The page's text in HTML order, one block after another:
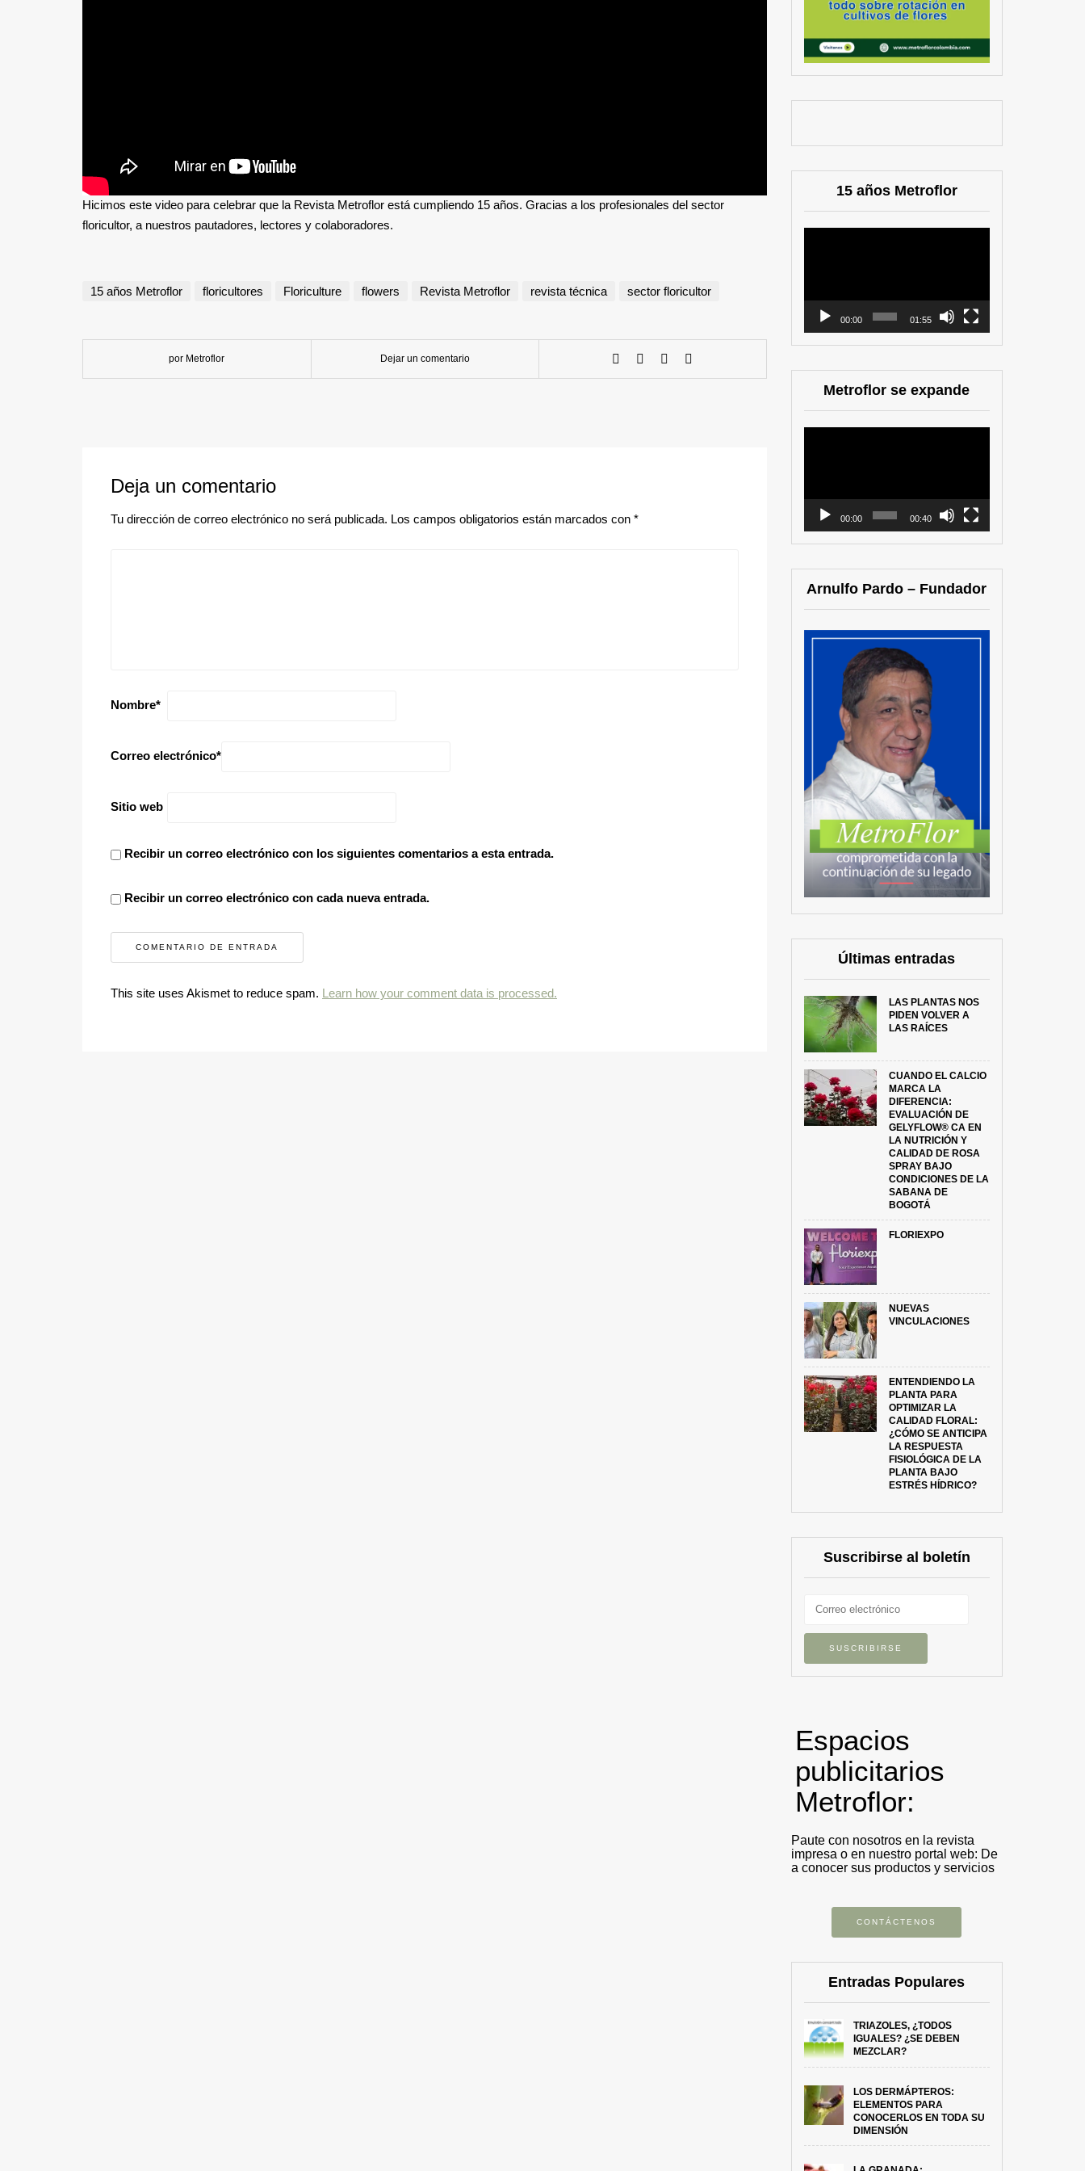
Hicimos este video para celebrar que la Revista Metroflor está cumpliendo 15 años. Gracias a los profesionales del sector
floricultor, a nuestros pautadores, lectores y colaboradores.
15 años Metroflor floricultores Floriculture flowers Revista Metroflor revista técnica sector floricultor
por Metroflor Dejar un comentario
Deja un comentario
Tu dirección de correo electrónico no será publicada. Los campos obligatorios están marcados con *
Nombre*
Correo electrónico*
Sitio web
Recibir un correo electrónico con los siguientes comentarios a esta entrada.
Recibir un correo electrónico con cada nueva entrada.
This site uses Akismet to reduce spam. Learn how your comment data is processed.
15 años Metroflor
00:00 01:55
Metroflor se expande
00:00 00:40
Arnulfo Pardo – Fundador
Últimas entradas
LAS PLANTAS NOS
PIDEN VOLVER A
LAS RAÍCES
CUANDO EL CALCIO
MARCA LA
DIFERENCIA:
EVALUACIÓN DE
GELYFLOW® CA EN
LA NUTRICIÓN Y
CALIDAD DE ROSA
SPRAY BAJO
CONDICIONES DE LA
SABANA DE
BOGOTÁ
FLORIEXPO
NUEVAS
VINCULACIONES
ENTENDIENDO LA
PLANTA PARA
OPTIMIZAR LA
CALIDAD FLORAL:
¿CÓMO SE ANTICIPA
LA RESPUESTA
FISIOLÓGICA DE LA
PLANTA BAJO
ESTRÉS HÍDRICO?
Suscribirse al boletín
Espacios
publicitarios
Metroflor:
Paute con nosotros en la revista
impresa o en nuestro portal web: De
a conocer sus productos y servicios
CONTÁCTENOS
Entradas Populares
TRIAZOLES, ¿TODOS
IGUALES? ¿SE DEBEN
MEZCLAR?
LOS DERMÁPTEROS:
ELEMENTOS PARA
CONOCERLOS EN TODA SU
DIMENSIÓN